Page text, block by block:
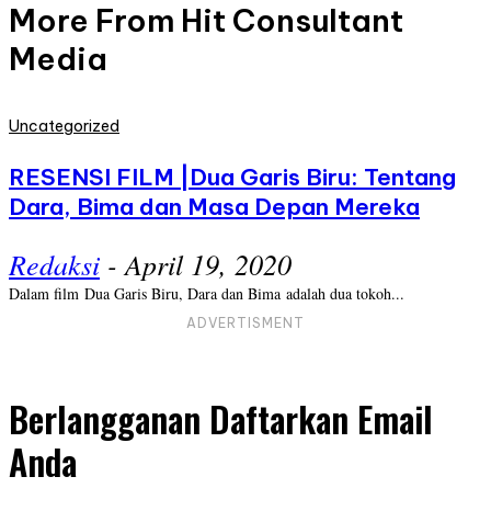
More From Hit Consultant
Media
Uncategorized
RESENSI FILM |Dua Garis Biru: Tentang
Dara, Bima dan Masa Depan Mereka
Redaksi - April 19, 2020
Dalam film Dua Garis Biru, Dara dan Bima adalah dua tokoh...
ADVERTISMENT
Berlangganan Daftarkan Email
Anda